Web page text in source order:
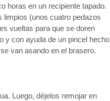
horas en un recipiente tapado.
limpios (unos cuatro pedazos
vueltas para que se doren
y con ayuda de un pincel hecho
van asando en el brasero.
Luego, déjelos remojar en